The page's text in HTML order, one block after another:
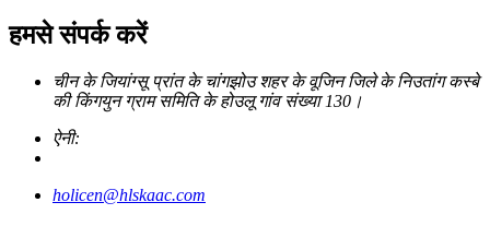
हमसे संपर्क करें
चीन के जियांग्सू प्रांत के चांगझोउ शहर के वूजिन जिले के निउतांग कस्बे
की किंगयुन ग्राम समिति के होउलू गांव संख्या 130।
ऐनी:
holicen@hlskaac.com